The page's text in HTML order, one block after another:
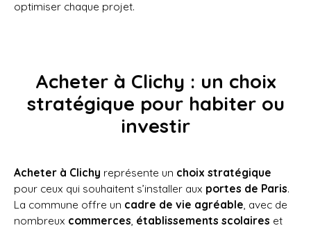
optimiser chaque projet.
Acheter à Clichy : un choix
stratégique pour habiter ou
investir
Acheter à Clichy représente un choix stratégique
pour ceux qui souhaitent s’installer aux portes de Paris.
La commune offre un cadre de vie agréable , avec de
nombreux commerces établissements scolaires et